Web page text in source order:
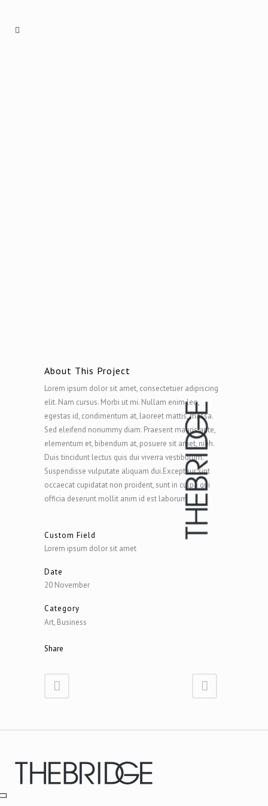
About This Project
Lorem ipsum dolor sit amet, consectetuer adipiscing
elit. Nam cursus. Morbi ut mi. Nullam enim leo,
egestas id, condimentum at, laoreet mattis, massa.
Sed eleifend nonummy diam. Praesent mauris ante,
elementum et, bibendum at, posuere sit amet, nibh.
Duis tincidunt lectus quis dui viverra vestibulum.
Suspendisse vulputate aliquam dui.Excepteur sint
occaecat cupidatat non proident, sunt in culpa qui
officia deserunt mollit anim id est laborum
Custom Field
Lorem ipsum dolor sit amet
Date
20 November
Category
Art, Business
Share